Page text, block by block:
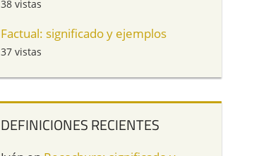
38 vistas
Factual: significado y ejemplos
37 vistas
DEFINICIONES RECIENTES